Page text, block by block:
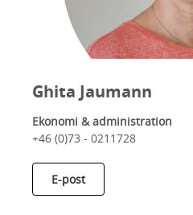
Ghita Jaumann
Ekonomi & administration
+46 (0)73 - 0211728
E-post